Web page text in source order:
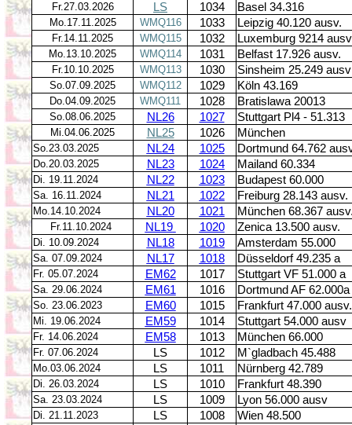
Fr.27.03.2026 LS 1034 Basel 34.316
Mo.17.11.2025 WMQ116 1033 Leipzig 40.120 ausv.
Fr.14.11.2025 WMQ115 1032 Luxemburg 9214
Mo.13.10.2025 WMQ114 1031 Belfast 17.926 ausv.
Fr.10.10.2025 WMQ113 1030 Sinsheim 25.249 ausv
So.07.09.2025 WMQ112 1029 Köln 43.169
Do.04.09.2025 WMQ111 1028 Bratislawa 20013
So.08.06.2025 NL26 1027 Stuttgart Pl4 - 51.313
Mi.04.06.2025 NL25 1026 München
So.23.03.2025 NL24 1025 Dortmund 64.762
Do.20.03.2025 NL23 1024 Mailand 60.334
Di. 19.11.2024 NL22 1023 Budapest 60.000
Sa. 16.11.2024 NL21 1022 Freiburg 28.143 ausv.
Mo.14.10.2024 NL20 1021 München 68.367
Fr.11.10.2024 NL19 1020 Zenica 13.500 ausv.
Di. 10.09.2024 NL18 1019 Amsterdam 55.000
Sa. 07.09.2024 NL17 1018 Düsseldorf 49.235 a
Fr. 05.07.2024 EM62 1017 Stuttgart VF 51.000 a
Sa. 29.06.2024 EM61 1016 Dortmund AF 62.000a
So. 23.06.2023 EM60 1015 Frankfurt 47.000 ausv.
Mi. 19.06.2024 EM59 1014 Stuttgart 54.000 ausv
Fr. 14.06.2024 EM58 1013 München 66.000
Fr. 07.06.2024 LS 1012 M`gladbach 45.488
Mo.03.06.2024 LS 1011 Nürnberg 42.789
Di. 26.03.2024 LS 1010 Frankfurt 48.390
Sa. 23.03.2024 LS 1009 Lyon 56.000 ausv
Di. 21.11.2023 LS 1008 Wien 48.500